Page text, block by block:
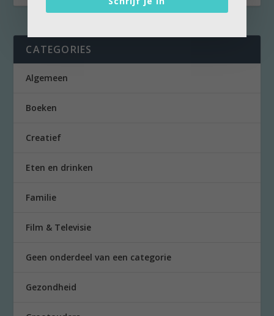
CATEGORIES
Algemeen
Boeken
Creatief
Eten en drinken
Familie
Film & Televisie
Geen onderdeel van een categorie
Gezondheid